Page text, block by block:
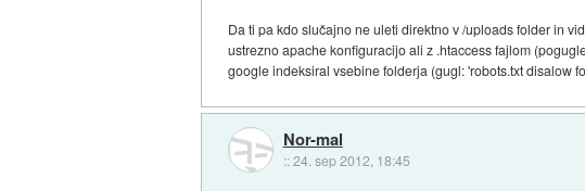
Da ti pa kdo slučajno ne uleti direktno v /uploads folder in
ustrezno apache konfiguracijo ali z .htaccess fajlom
google indeksiral vsebine folderja (gugl: 'robots.txt disalow
Nor-mal
::24. sep 2012, 18:45